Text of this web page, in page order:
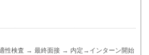
性検査 → 最終面接 → 内定→インターン開始